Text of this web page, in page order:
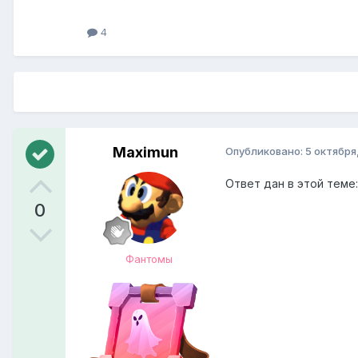
4
0
Maximun
Фантомы
Опубликовано: 5
Ответ дан в этой теме: